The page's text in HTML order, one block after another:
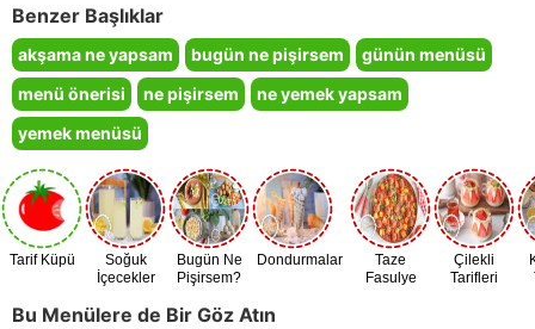
Benzer Başlıklar
akşama ne yapsam bugün ne pişirsem
günün menüsü
menü önerisi
ne pişirsem
ne yemek yapsam
yemek menüsü
Tarif Küpü
Soğuk
İçecekler
Bugün Ne
Pişirsem?
Dondurmalar
Taze
Fasulye
Çilekli
Tarifleri
Bu Menülere de Bir Göz Atın